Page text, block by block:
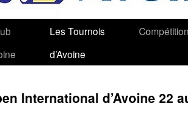
Les Tournois
d’Avoine
International d’Avoine 22